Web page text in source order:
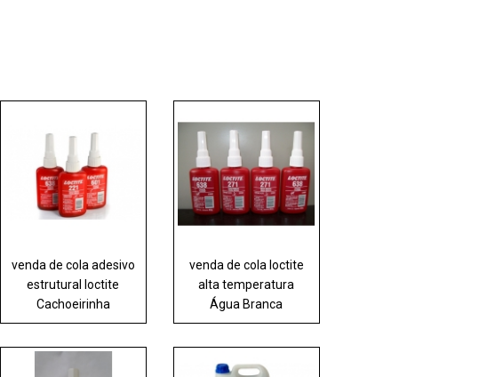
venda de cola adesivo
estrutural loctite
Cachoeirinha
venda de cola loctite
alta temperatura
Água Branca